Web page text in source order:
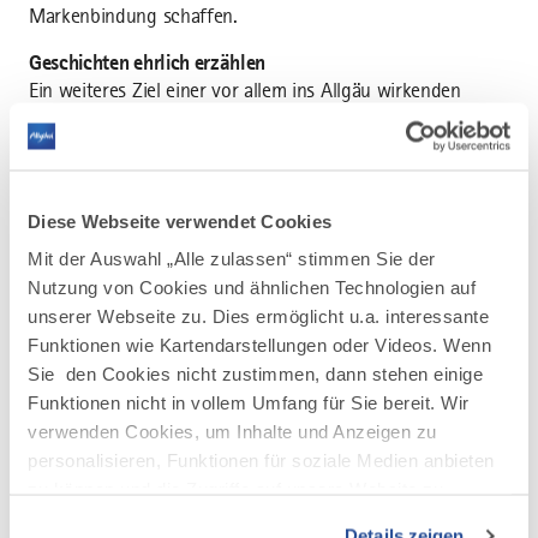
Diese Webseite verwendet Cookies
Mit der Auswahl „Alle zulassen“ stimmen Sie der
Nutzung von Cookies und ähnlichen Technologien auf
unserer Webseite zu. Dies ermöglicht u.a. interessante
Funktionen wie Kartendarstellungen oder Videos. Wenn
Sie den Cookies nicht zustimmen, dann stehen einige
Funktionen nicht in vollem Umfang für Sie bereit. Wir
verwenden Cookies, um Inhalte und Anzeigen zu
personalisieren, Funktionen für soziale Medien anbieten
Markenbindung schaffen.
Geschichten ehrlich erzählen
Ein weiteres Ziel einer vor allem ins Allgäu wirkenden
Öffentlichkeitskampagne ist es, das Allgäu als attraktiven
Lebensraum darzustellen. Hierfür sollen Menschen die im
Allgäu mit Leben. Sie spiegeln die regionale Identität.
Diese Geschichten sammeln wir, lassen neben Texten und
Fotos auch Bewegtbilder produzieren, die wir für unsere
Kommunikation nutzen“, sagt Christian Gabler,
Markenmanager der Allgäu GmbH.
Wettbewerb: so leben Unternehmen Allgäuer Werte
Wie sich ein Unternehmen im Allgäu mit den Allgäuer
Werten positioniert, soll ein Wettbewerb beleuchten. Ob
es um die visuelle Darstellung oder die kreative Einbindung